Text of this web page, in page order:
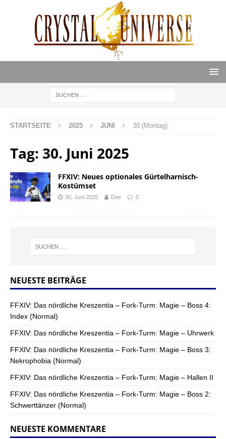
STARTSEITE 2025 JUNI 30 (Montag)
Tag: 30. Juni 2025
FFXIV: Neues optionales Gürtelharnisch-
Kostümset
30. Juni 2025 Dee 0
NEUESTE BEITRÄGE
FFXIV: Das nördliche Kreszentia – Fork-Turm: Magie – Boss 4:
Index (Normal)
FFXIV: Das nördliche Kreszentia – Fork-Turm: Magie – Uhrwerk
FFXIV: Das nördliche Kreszentia – Fork-Turm: Magie – Boss 3:
Nekrophobia (Normal)
FFXIV: Das nördliche Kreszentia – Fork-Turm: Magie – Hallen II
FFXIV: Das nördliche Kreszentia – Fork-Turm: Magie – Boss 2:
Schwerttänzer (Normal)
NEUESTE KOMMENTARE